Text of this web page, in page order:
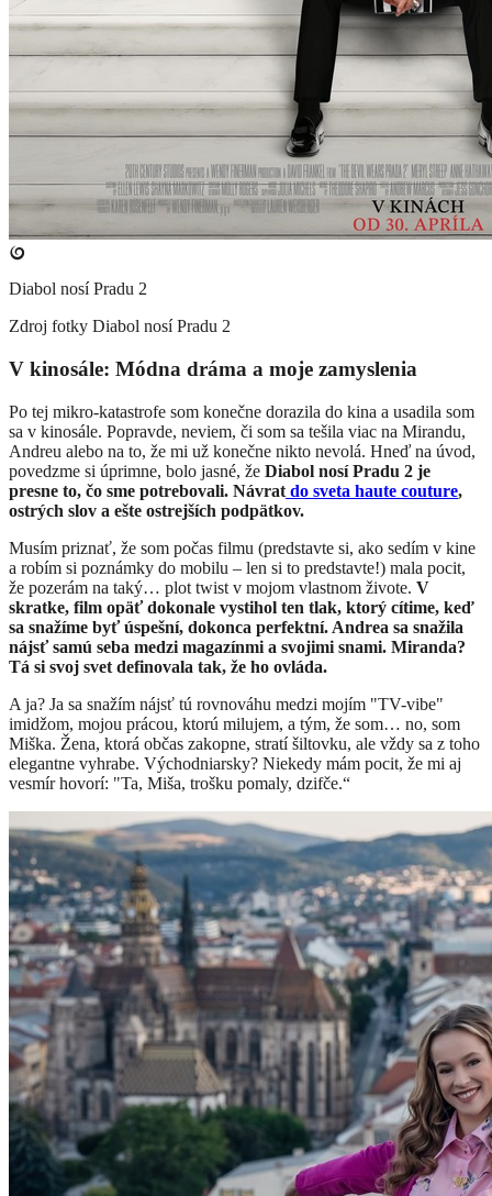
Diabol nosí Pradu 2
Zdroj fotky Diabol nosí Pradu 2
V kinosále: Módna dráma a moje zamyslenia
Po tej mikro-katastrofe som konečne dorazila do kina a usadila som
sa v kinosále. Popravde, neviem, či som sa tešila viac na Mirandu,
Andreu alebo na to, že mi už konečne nikto nevolá. Hneď na úvod,
povedzme si úprimne, bolo jasné, že Diabol nosí Pradu 2 je
presne to, čo sme potrebovali. Návrat do sveta haute couture,
ostrých slov a ešte ostrejších podpätkov.
Musím priznať, že som počas filmu (predstavte si, ako sedím v kine
a robím si poznámky do mobilu – len si to predstavte!) mala pocit,
že pozerám na taký… plot twist v mojom vlastnom živote. V
skratke, film opäť dokonale vystihol ten tlak, ktorý cítime, keď
sa snažíme byť úspešní, dokonca perfektní. Andrea sa snažila
nájsť samú seba medzi magazínmi a svojimi snami. Miranda?
Tá si svoj svet definovala tak, že ho ovláda.
A ja? Ja sa snažím nájsť tú rovnováhu medzi mojím "TV-vibe"
imidžom, mojou prácou, ktorú milujem, a tým, že som… no, som
Miška. Žena, ktorá občas zakopne, stratí šiltovku, ale vždy sa z toho
elegantne vyhrabe. Východniarsky? Niekedy mám pocit, že mi aj
vesmír hovorí: "Ta, Miša, trošku pomaly, dzifče.“